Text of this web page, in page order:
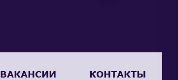
ВАКАНСИИ КОНТАКТЫ